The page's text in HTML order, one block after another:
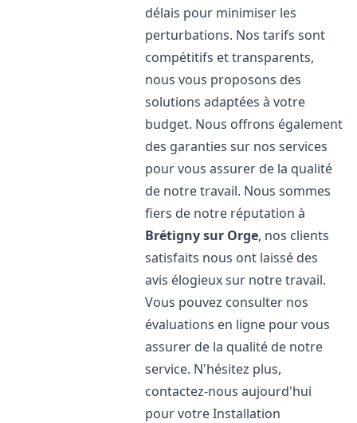
délais pour minimiser les
perturbations. Nos tarifs sont
compétitifs et transparents,
nous vous proposons des
solutions adaptées à votre
budget. Nous offrons également
des garanties sur nos services
pour vous assurer de la qualité
de notre travail. Nous sommes
fiers de notre réputation à
Brétigny sur Orge, nos clients
satisfaits nous ont laissé des
avis élogieux sur notre travail.
Vous pouvez consulter nos
évaluations en ligne pour vous
assurer de la qualité de notre
service. N'hésitez plus,
contactez-nous aujourd'hui
pour votre Installation